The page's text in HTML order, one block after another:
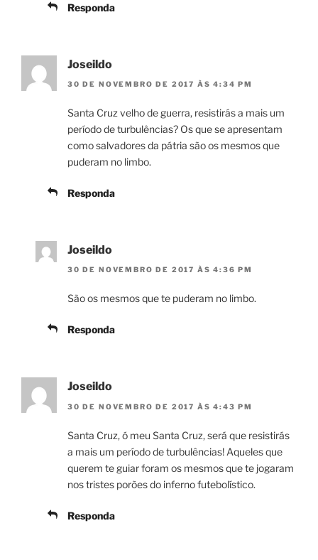
Responda
Joseildo
30 DE NOVEMBRO DE 2017 ÀS 4:34 PM
Santa Cruz velho de guerra, resistirás a mais um
período de turbulências? Os que se apresentam
como salvadores da pátria são os mesmos que
puderam no limbo.
Responda
Joseildo
30 DE NOVEMBRO DE 2017 ÀS 4:36 PM
São os mesmos que te puderam no limbo.
Responda
Joseildo
30 DE NOVEMBRO DE 2017 ÀS 4:43 PM
Santa Cruz, ó meu Santa Cruz, será que resistirás
a mais um período de turbulências! Aqueles que
querem te guiar foram os mesmos que te jogaram
nos tristes porões do inferno futebolístico.
Responda